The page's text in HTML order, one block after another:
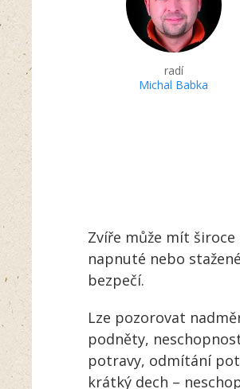
radí
Michal Babka
Zvíře může mít
napnuté nebo
bezpečí.
Lze pozorovat
podněty,
potravy, odmítání
krátký dech –